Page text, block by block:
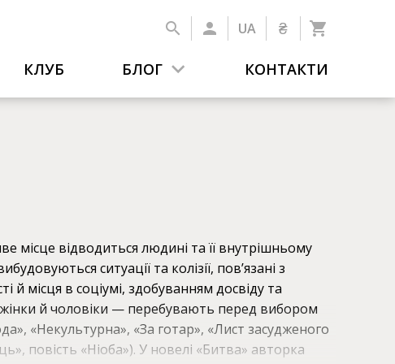
UA ₴
КЛУБ БЛОГ КОНТАКТИ
місце відводиться людині та її внутрішньому
ситуації та колізії, повʼязані з
місця в соціумі, здобуванням досвіду та
й чоловіки — перебувають перед вибором
«Некультурна», «За готар», «Лист засудженого
повість «Ніоба»). У новелі «Битва» авторка